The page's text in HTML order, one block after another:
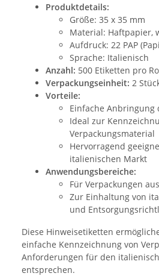
Produktdetails:
Größe: 35 x 35 mm
Material: Haftpapier,
Aufdruck: 22 PAP
Sprache: Italienisch
Anzahl: 500 Etiketten pro
Verpackungseinheit: 2
Vorteile:
Einfache Anbringung
Ideal zur
Verpackungsmaterial
Hervorragend
italienischen Markt
Anwendungsbereiche:
Für Verpackungen
Zur Einhaltung von
und
Diese Hinweisetiketten
einfache Kennzeichnung von
Anforderungen für den
entsprechen.